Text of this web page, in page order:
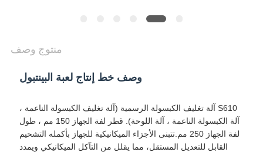
منتوج وصف
وصف خط إنتاج لعبة البينتبول
S610 آلة تغليف الكبسولة الرسمية (آلة تغليف الكبسولة الناعمة ،
آلة الكبسولة الناعمة ، آلة اللوحة). قطر لفة الجهاز 150 مم ، طول
لفة الجهاز 250 مم.تتبنى الأجزاء الميكانيكية للجهاز بأكمله التشحيم
القابل للتعديل المستقل، مما يقلل من التآكل الميكانيكي ويمدد